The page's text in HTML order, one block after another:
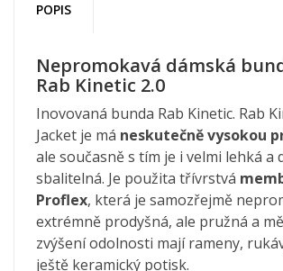
POPIS
Nepromokavá dámská
Rab Kinetic 2.0
Inovovaná bunda Rab Kinetic. Rab
Jacket je má neskutečně vysokou
ale současně s tím je i velmi lehká a
sbalitelná. Je použita třívrstvá
Proflex, která je samozřejmě
extrémně prodyšná, ale pružná a
zvýšení odolnosti mají rameny,
ještě keramický potisk.